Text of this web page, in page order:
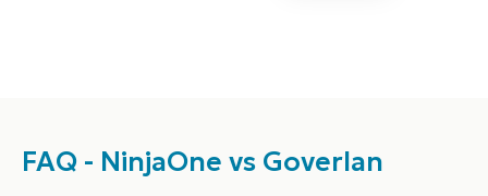
FAQ - NinjaOne vs Goverlan